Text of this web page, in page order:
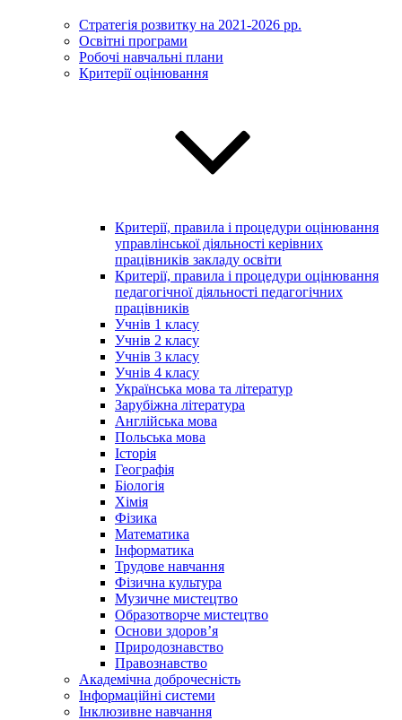
Стратегія розвитку на 2021-2026 рр.
Освітні програми
Робочі навчальні плани
Критерії оцінювання
Критерії, правила і процедури оцінювання
управлінської діяльності керівних
працівників закладу освіти
Критерії, правила і процедури оцінювання
педагогічної діяльності педагогічних
працівників
Учнів 1 класу
Учнів 2 класу
Учнів 3 класу
Учнів 4 класу
Українська мова та літератур
Зарубіжна література
Англійська мова
Польська мова
Історія
Географія
Біологія
Хімія
Фізика
Математика
Інформатика
Трудове навчання
Фізична культура
Музичне мистецтво
Образотворче мистецтво
Основи здоров’я
Природознавство
Правознавство
Академічна доброчесність
Інформаційні системи
Інклюзивне навчання